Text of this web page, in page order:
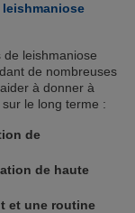
leishmaniose
de nombreuses
à donner à
le long terme :
de
de haute
et une routine